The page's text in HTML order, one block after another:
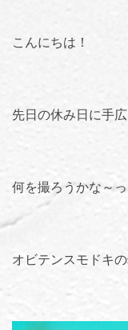
こんにちは！
先日の休み日に手
何を撮ろうかな～
オビテンスモドキ